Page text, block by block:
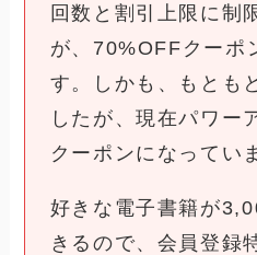
回数と割引上限に制
が、70%OFFクーポ
す。しかも、もとも
したが、現在パワー
クーポンになってい
好きな電子書籍が
きるので、会員登録